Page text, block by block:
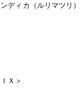
ディカ（ルリマツリ）
Ｘ＞